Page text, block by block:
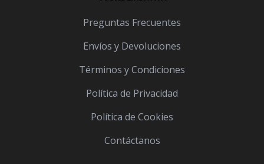
Preguntas Frecuentes
Envíos y Devoluciones
Términos y Condiciones
Política de Privacidad
Política de Cookies
Contáctanos